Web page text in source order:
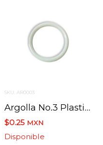
SKU: AR0003
Argolla No.3 Plastico Blanco 2.9 Cm
$0.25 MXN
Disponible